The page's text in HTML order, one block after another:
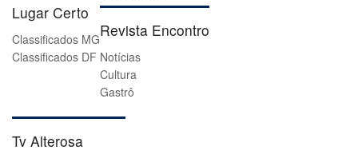
Lugar Certo
Classificados MG
Classificados DF
Revista Encontro
Notícias
Cultura
Gastrô
Tv Alterosa